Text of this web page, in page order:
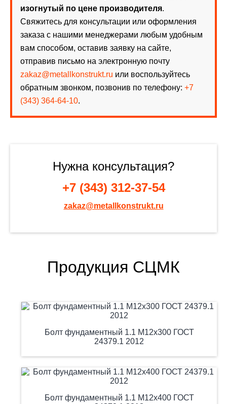
изогнутый по цене производителя.
Свяжитесь для консультации или оформления
заказа с нашими менеджерами любым удобным
вам способом, оставив заявку на сайте,
отправив письмо на электронную почту
zakaz@metallkonstrukt.ru или воспользуйтесь
обратным звонком, позвонив по телефону: +7
(343) 364-64-10.
Нужна консультация?
+7 (343) 312-37-54
zakaz@metallkonstrukt.ru
Продукция СЦМК
Болт фундаментный 1.1 М12х300 ГОСТ
24379.1 2012
Болт фундаментный 1.1 М12х400 ГОСТ